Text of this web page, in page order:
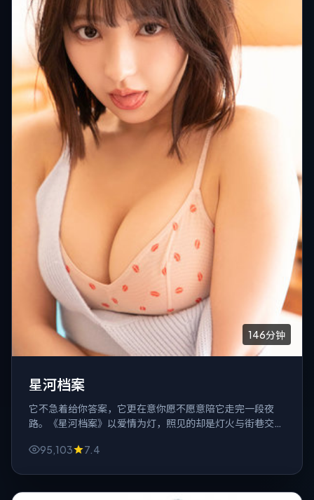
146分钟
星河档案
它不急着给你答案，它更在意你愿不愿意陪它走完一段夜
路。《星河档案》以爱情为灯，照见的却是灯火与街巷交织
95,103
7.4